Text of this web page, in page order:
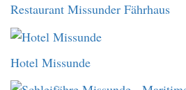
Restaurant Missunder Fährhaus
Hotel Missunde